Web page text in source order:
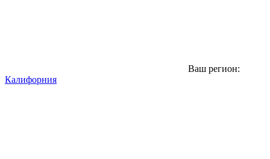
Ваш регион:
Калифорния